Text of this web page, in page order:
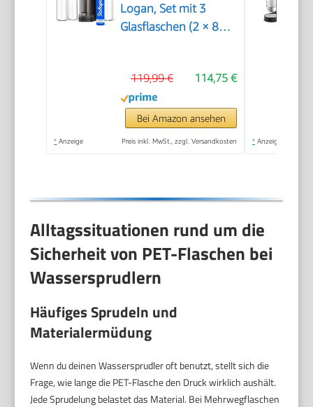
Logan, Set mit 3
Glasflaschen (2 × 850
Matt Schwarz, Höhe
42,6 cm
114,75 €
119,99 €
Bei Amazon ansehen
* Anzeige Preis inkl. MwSt., zzgl. Versandkosten * Anzeige
Alltagssituationen rund um die
Sicherheit von PET-Flaschen bei
Wassersprudlern
Häufiges Sprudeln und
Materialermüdung
Wenn du deinen Wassersprudler oft benutzt, stellt sich die
Frage, wie lange die PET-Flasche den Druck wirklich aushält.
Jede Sprudelung belastet das Material. Bei Mehrwegflaschen